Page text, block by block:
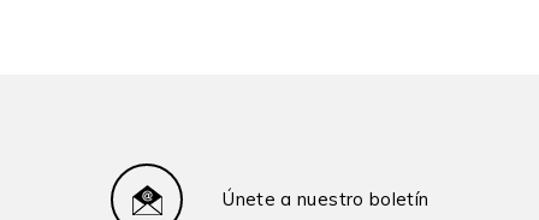
diversos artículos y los libros De aventurero a letrado.
El discurso de Pedro Dávalos y Lissón (1861-1942)
Únete a nuestro boletín